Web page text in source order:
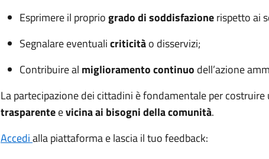
Esprimere il propriogrado di soddisfazionerispetto ai
Segnalare eventualicriticitào disservizi;
Contribuire al miglioramento continuo dell’azione
La partecipazione dei cittadini è fondamentale per costruire
trasparenteevicina ai bisogni della comunità.
Accedialla piattaforma e lascia il tuo feedback: